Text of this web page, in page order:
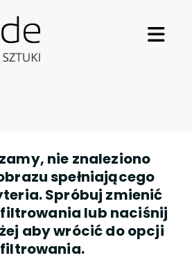
nie znaleziono
spełniającego
Spróbuj zmienić
lub naciśnij
aby wrócić do opcji
filtrowania.